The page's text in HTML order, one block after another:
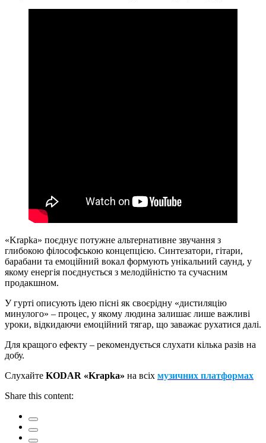
«Krapka» поєднує потужне альтернативне звучання з
глибокою філософською концепцією. Синтезатори, гітари,
барабани та емоційний вокал формують унікальний саунд, у
якому енергія поєднується з мелодійністю та сучасним
продакшном.
У гурті описують ідею пісні як своєрідну «дистиляцію
минулого» – процес, у якому людина залишає лише важливі
уроки, відкидаючи емоційний тягар, що заважає рухатися далі.
Для кращого ефекту – рекомендується слухати кілька разів на
добу.
Слухайте KODAR «Krapka» на всіх музичних платформах
Share this content: